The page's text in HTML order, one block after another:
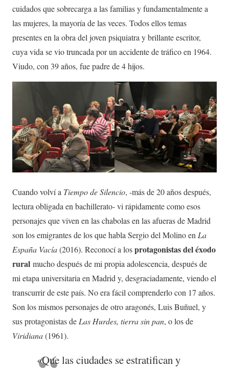
cuidados que sobrecarga a las familias y fundamentalmente a
las mujeres, la mayoría de las veces. Todos ellos temas
presentes en la obra del joven psiquiatra y brillante escritor,
cuya vida se vio truncada por un accidente de tráfico en 1964.
Viudo, con 39 años, fue padre de 4 hijos.
Cuando volví a Tiempo de Silencio, -más de 20 años después,
lectura obligada en bachillerato- vi rápidamente como esos
personajes que viven en las chabolas en las afueras de Madrid
son los emigrantes de los que habla Sergio del Molino en La
España Vacía(2016). Reconocí a losprotagonistas del éxodo
rural mucho después de mi propia adolescencia, después de
mi etapa universitaria en Madrid y, desgraciadamente, viendo el
transcurrir de este país. No era fácil comprenderlo con 17 años.
Son los mismos personajes de otro aragonés, Luis Buñuel, y
sus protagonistas de Las Hurdes, tierra sin pan, o los de
Viridiana(1961).
«Que las ciudades se estratifican y